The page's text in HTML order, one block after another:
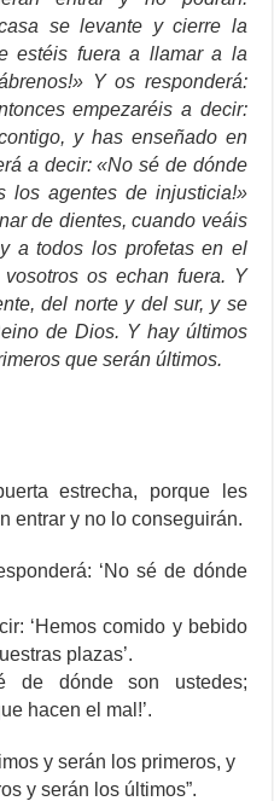
se levante y cierre la
estéis fuera a llamar a la
Y os responderá:
empezaréis a decir:
y has enseñado en
a decir: «No sé de dónde
los agentes de injusticia!»
de dientes, cuando veáis
a todos los profetas en el
os echan fuera. Y
del norte y del sur, y se
de Dios. Y hay últimos
que serán últimos.
estrecha, porque les
entrar y no lo conseguirán.
‘No sé de dónde
‘Hemos comido y bebido
plazas’.
de dónde son ustedes;
hacen el mal!’.
y serán los primeros, y
y serán los últimos”.